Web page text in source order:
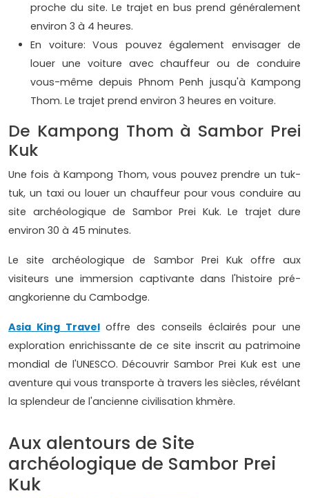
proche du site. Le trajet en bus prend généralement
environ 3 à 4 heures.
En voiture: Vous pouvez également envisager de
louer une voiture avec chauffeur ou de conduire
vous-même depuis Phnom Penh jusqu'à Kampong
Thom. Le trajet prend environ 3 heures en voiture.
De Kampong Thom à Sambor Prei
Kuk
Une fois à Kampong Thom, vous pouvez prendre un tuk-
tuk, un taxi ou louer un chauffeur pour vous conduire au
site archéologique de Sambor Prei Kuk. Le trajet dure
environ 30 à 45 minutes.
Le site archéologique de Sambor Prei Kuk offre aux
visiteurs une immersion captivante dans l'histoire pré-
angkorienne du Cambodge.
Asia King Traveloffre des conseils éclairés pour une
exploration enrichissante de ce site inscrit au patrimoine
mondial de l'UNESCO. Découvrir Sambor Prei Kuk est une
aventure qui vous transporte à travers les siècles, révélant
la splendeur de l'ancienne civilisation khmère.
Aux alentours de Site
archéologique de Sambor Prei
Kuk